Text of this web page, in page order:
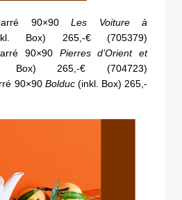
90×90 Les Voiture à
Box) 265,-€ (705379)
90×90 Pierres d’Orient et
265,-€ (704723)
90×90 Bolduc(inkl. Box) 265,-